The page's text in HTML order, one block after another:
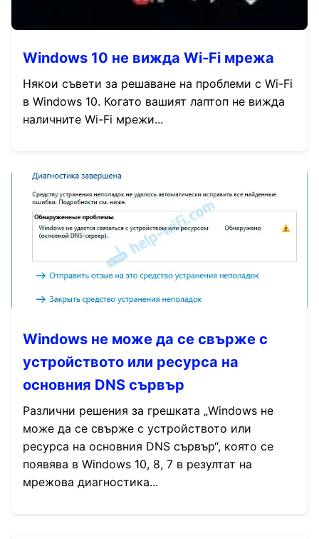
Windows 10 не вижда Wi-Fi мрежа
Някои съвети за решаване на проблеми с Wi-Fi
в Windows 10. Когато вашият лаптоп не вижда
наличните Wi-Fi мрежи...
Windows не може да се свърже с
устройството или ресурса на
основния DNS сървър
Различни решения за грешката „Windows не
може да се свърже с устройството или
ресурса на основния DNS сървър“, която се
появява в Windows 10, 8, 7 в резултат на
мрежова диагностика...